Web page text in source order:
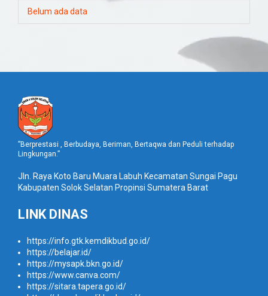
Belum ada data
”Berprestasi , Berbudaya, Beriman, Bertaqwa dan Peduli terhadap
Lingkungan.”
Jln. Raya Koto Baru Muara Labuh Kecamatan Sungai Pagu
Kabupaten Solok Selatan Propinsi Sumatera Barat
LINK DINAS
https://info.gtk.kemdikbud.go.id/
https://belajar.id/
https://mysapk.bkn.go.id/
https://www.canva.com/
https://sitara.tapera.go.id/